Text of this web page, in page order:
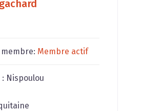
Membre actif
Nispoulou